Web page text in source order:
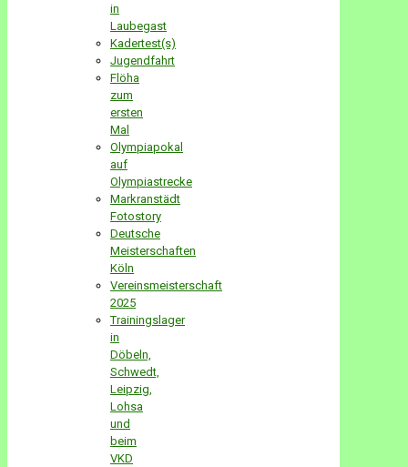
in
Laubegast
Kadertest(s)
Jugendfahrt
Flöha
zum
ersten
Mal
Olympiapokal
auf
Olympiastrecke
Markranstädt
Fotostory
Deutsche
Meisterschaften
Köln
Vereinsmeisterschaft
2025
Trainingslager
in
Döbeln,
Schwedt,
Leipzig,
Lohsa
und
beim
VKD